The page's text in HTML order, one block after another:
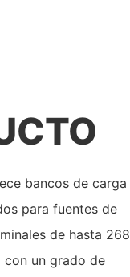
bancos de carga
para fuentes de
de hasta
con un grado de